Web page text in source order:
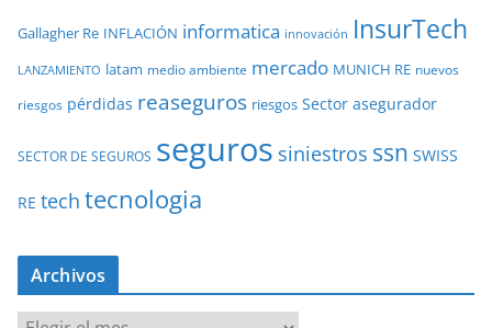
Gallagher Re INFLACIÓN informatica innovación InsurTech
LANZAMIENTO latam medio ambiente mercado MUNICH RE nuevos
riesgos pérdidas reaseguros riesgos Sector asegurador
SECTOR DE SEGUROS seguros siniestros ssn SWISS
RE tech tecnologia
Archivos